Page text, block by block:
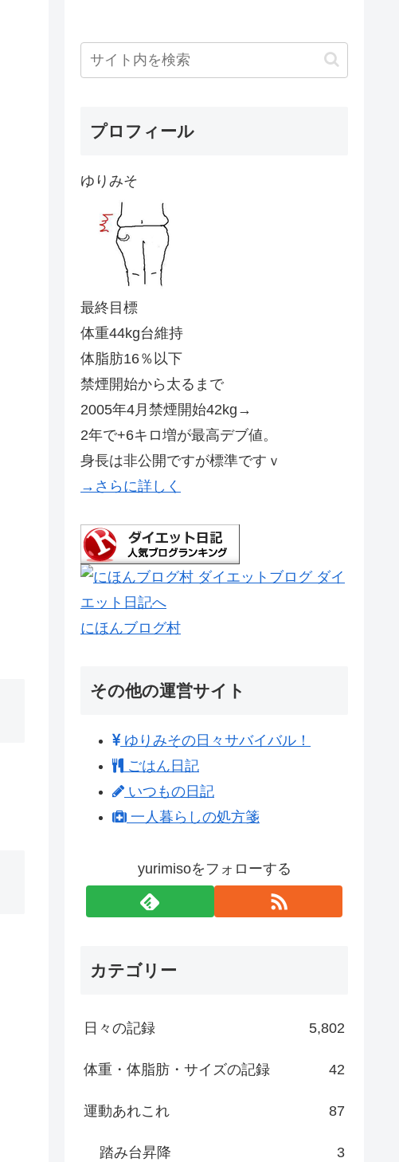
プロフィール
ゆりみそ
最終目標
体重44kg台維持
体脂肪16％以下
禁煙開始から太るまで
2005年4月禁煙開始42kg→
2年で+6キロ増が最高デブ値。
身長は非公開ですが標準ですｖ
→さらに詳しく
にほんブログ村
その他の運営サイト
ゆりみその日々サバイバル！
ごはん日記
いつもの日記
一人暮らしの処方箋
yurimisoをフォローする
カテゴリー
日々の記録 5,802
体重・体脂肪・サイズの記録 42
運動あれこれ 87
踏み台昇降 3